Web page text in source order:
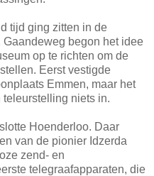
tijd ging zitten in de
begon het idee
op te richten om de
Eerst vestigde
Emmen, maar het
niets in.
Hoenderloo. Daar
van de pionier Idzerda
zend- en
telegraafapparaten, die